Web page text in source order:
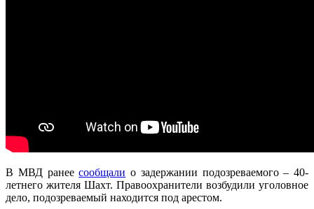
В МВД ранеесообщали о задержании подозреваемого – 40-
летнего жителя Шахт. Правоохранители возбудили уголовное
дело, подозреваемый находится под арестом.